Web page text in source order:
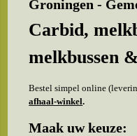
Groningen -
Carbid,
melkbussen
Bestel simpel online
afhaal-winkel.
Maak uw keuze: